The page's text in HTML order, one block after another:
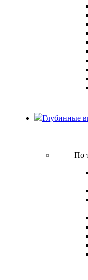
Глубинные
По